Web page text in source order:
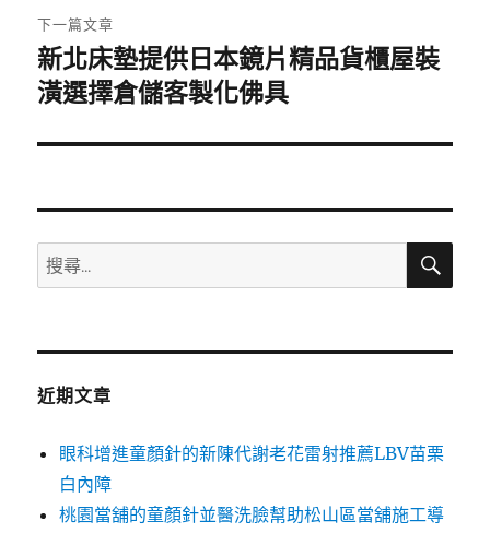
章:
下一篇文章
下
一
文
新北床墊提供日本鏡片精品貨櫃屋裝
潢選擇倉儲客製化佛具
搜
尋
鍵
搜
近期文章
眼科增進童顏針的新陳代謝老花雷射推薦LBV苗栗
白內障
桃園當舖的童顏針並醫洗臉幫助松山區當舖施工導